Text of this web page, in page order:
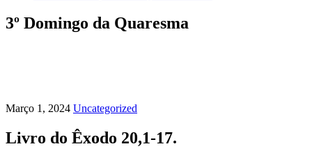
3º Domingo da Quaresma
Março 1, 2024 Uncategorized
Livro do Êxodo 20,1-17.